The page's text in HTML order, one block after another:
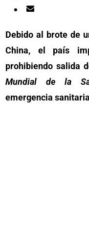
Debido al brote de
China, el país
prohibiendo salida
Mundial de la
emergencia